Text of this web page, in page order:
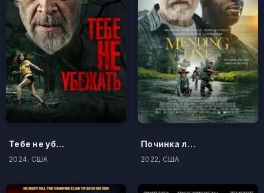
Тебе не убежать
2024, США
Починка лески
2022, США